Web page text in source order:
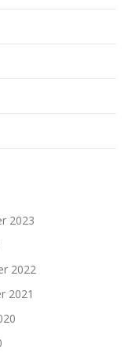
2023
2022
2021